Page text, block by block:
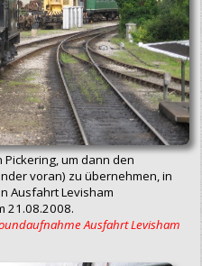
Pickering, um dann den
voran) zu übernehmen, in
Ausfahrt Levisham
21.08.2008.
Ausfahrt Levisham